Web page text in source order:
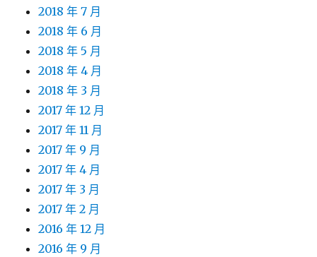
2018 年 7 月
2018 年 6 月
2018 年 5 月
2018 年 4 月
2018 年 3 月
2017 年 12 月
2017 年 11 月
2017 年 9 月
2017 年 4 月
2017 年 3 月
2017 年 2 月
2016 年 12 月
2016 年 9 月